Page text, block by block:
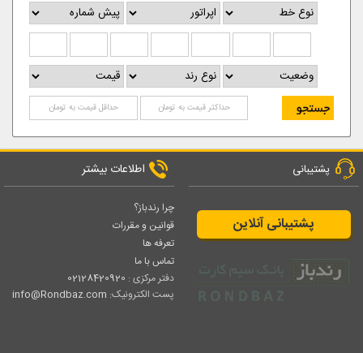
پشتیبانی
پشتیبانی آنلاین
اطلاعات بیشتر
چرا رندباز؟
قوانین و مقررات
تعرفه ها
تماس با ما
دفتر مرکزی : 02128420920
پست الکترونیک: info@Rondbaz.com